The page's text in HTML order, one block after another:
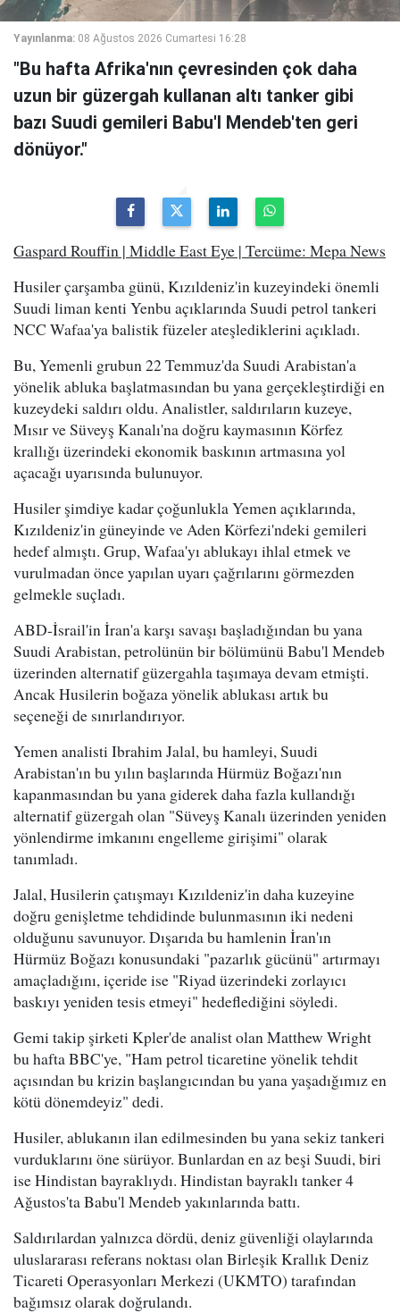
Yayınlanma: 08 Ağustos 2026 Cumartesi 16:28
"Bu hafta Afrika'nın çevresinden çok daha
uzun bir güzergah kullanan altı tanker gibi
bazı Suudi gemileri Babu'l Mendeb'ten geri
dönüyor."
Gaspard Rouffin | Middle East Eye | Tercüme: Mepa News
Husiler çarşamba günü, Kızıldeniz'in kuzeyindeki önemli
Suudi liman kenti Yenbu açıklarında Suudi petrol tankeri
NCC Wafaa'ya balistik füzeler ateşlediklerini açıkladı.
Bu, Yemenli grubun 22 Temmuz'da Suudi Arabistan'a
yönelik abluka başlatmasından bu yana gerçekleştirdiği en
kuzeydeki saldırı oldu. Analistler, saldırıların kuzeye,
Mısır ve Süveyş Kanalı'na doğru kaymasının Körfez
krallığı üzerindeki ekonomik baskının artmasına yol
açacağı uyarısında bulunuyor.
Husiler şimdiye kadar çoğunlukla Yemen açıklarında,
Kızıldeniz'in güneyinde ve Aden Körfezi'ndeki gemileri
hedef almıştı. Grup, Wafaa'yı ablukayı ihlal etmek ve
vurulmadan önce yapılan uyarı çağrılarını görmezden
gelmekle suçladı.
ABD-İsrail'in İran'a karşı savaşı başladığından bu yana
Suudi Arabistan, petrolünün bir bölümünü Babu'l Mendeb
üzerinden alternatif güzergahla taşımaya devam etmişti.
Ancak Husilerin boğaza yönelik ablukası artık bu
seçeneği de sınırlandırıyor.
Yemen analisti Ibrahim Jalal, bu hamleyi, Suudi
Arabistan'ın bu yılın başlarında Hürmüz Boğazı'nın
kapanmasından bu yana giderek daha fazla kullandığı
alternatif güzergah olan "Süveyş Kanalı üzerinden yeniden
yönlendirme imkanını engelleme girişimi" olarak
tanımladı.
Jalal, Husilerin çatışmayı Kızıldeniz'in daha kuzeyine
doğru genişletme tehdidinde bulunmasının iki nedeni
olduğunu savunuyor. Dışarıda bu hamlenin İran'ın
Hürmüz Boğazı konusundaki "pazarlık gücünü" artırmayı
amaçladığını, içeride ise "Riyad üzerindeki zorlayıcı
baskıyı yeniden tesis etmeyi" hedeflediğini söyledi.
Gemi takip şirketi Kpler'de analist olan Matthew Wright
bu hafta BBC'ye, "Ham petrol ticaretine yönelik tehdit
açısından bu krizin başlangıcından bu yana yaşadığımız en
kötü dönemdeyiz" dedi.
Husiler, ablukanın ilan edilmesinden bu yana sekiz tankeri
vurduklarını öne sürüyor. Bunlardan en az beşi Suudi, biri
ise Hindistan bayraklıydı. Hindistan bayraklı tanker 4
Ağustos'ta Babu'l Mendeb yakınlarında battı.
Saldırılardan yalnızca dördü, deniz güvenliği olaylarında
uluslararası referans noktası olan Birleşik Krallık Deniz
Ticareti Operasyonları Merkezi (UKMTO) tarafından
bağımsız olarak doğrulandı.